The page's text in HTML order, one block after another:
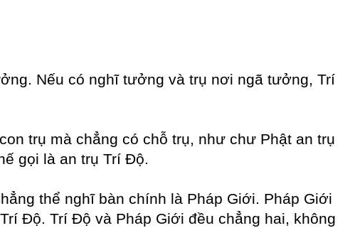
Nếu có nghĩ tưởng và trụ nơi ngã tưởng, Trí
trụ mà chẳng có chỗ trụ, như chư Phật an trụ
gọi là an trụ Trí Độ.
thể nghĩ bàn chính là Pháp Giới. Pháp Giới
Độ. Trí Độ và Pháp Giới đều chẳng hai, không